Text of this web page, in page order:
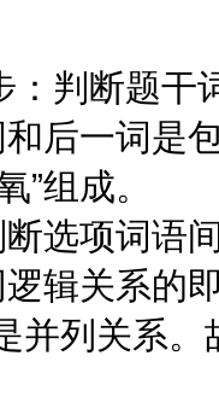
判断题干
一词是包
”组成。
项词语
关系的即
并列关系。